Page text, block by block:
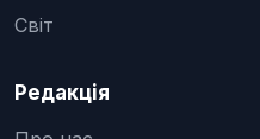
Світ
Редакція